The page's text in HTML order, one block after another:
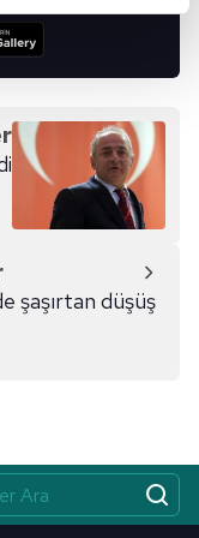
isteriz.
İnternet
ait çerezler
çeşitli kişisel
çerezler bilgi
daha işlevsel
alan panel
ilişkin detaylı bilgi
şaşırtan düşüş